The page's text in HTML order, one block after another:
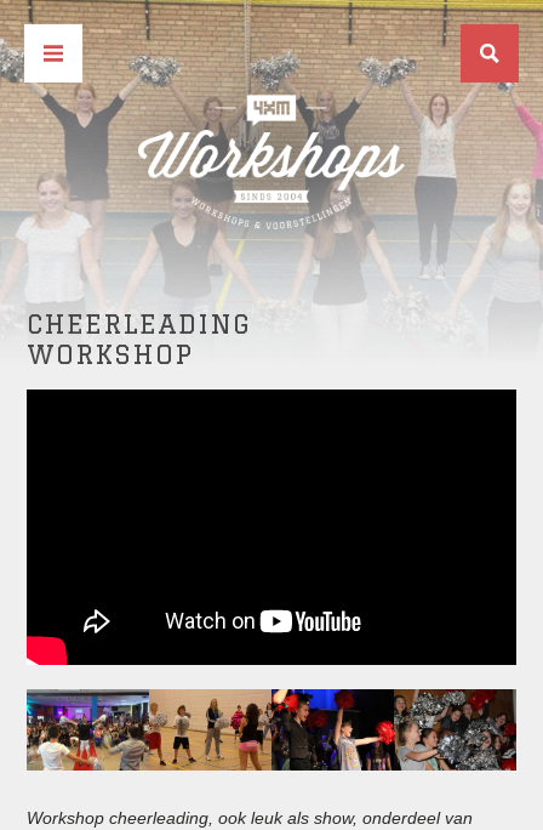
CHEERLEADING
WORKSHOP
Workshop cheerleading, ook leuk als show, onderdeel van